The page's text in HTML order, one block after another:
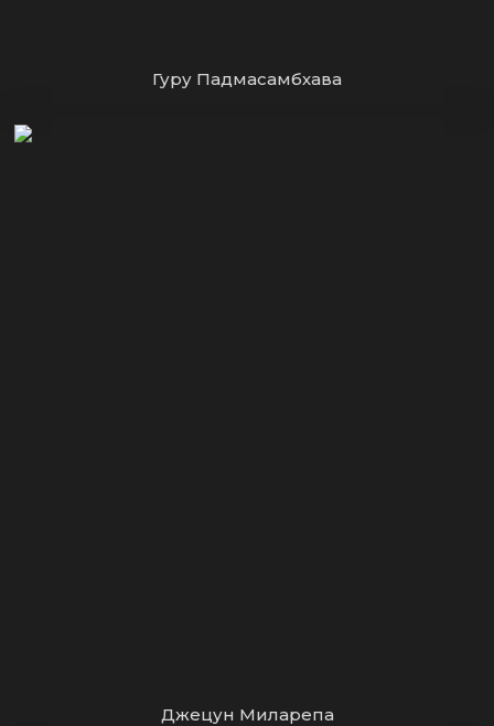
Гуру Падмасамбхава
Джецун Миларепа